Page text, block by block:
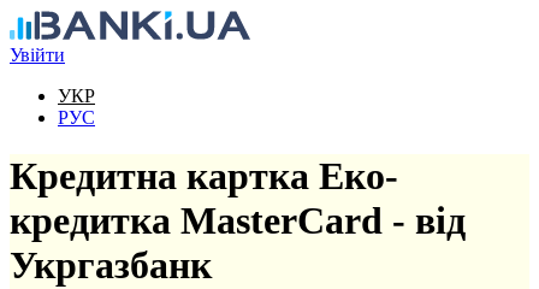
Перейти до основного вмісту
Увійти
УКР
РУС
Кредитна картка Еко-
кредитка MasterCard - від
Укргазбанк